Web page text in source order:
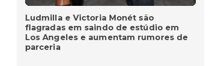
Ludmilla e Victoria Monét são
flagradas em saindo de estúdio em
Los Angeles e aumentam rumores de
parceria